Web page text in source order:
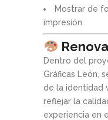
Mostrar de
impresión.
Dentro del
Gráficas León,
de la identidad
reflejar la
experiencia en